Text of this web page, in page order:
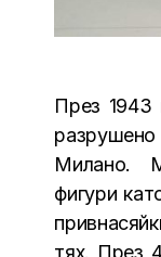
През 1943
Милано.
фигури
тях. През